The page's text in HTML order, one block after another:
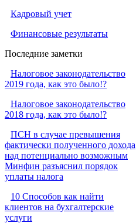
Кадровый учет
Финансовые результаты
Последние заметки
Налоговое законодательство
2019 года, как это было!?
Налоговое законодательство
2018 года, как это было!?
ПСН в случае превышения
фактически полученного дохода
над потенциально возможным
Минфин разъяснил порядок
уплаты налога
10 Способов как найти
клиентов на бухгалтерские
услуги